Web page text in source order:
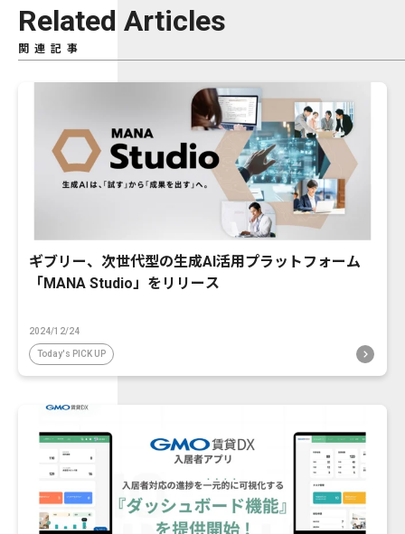
Related Articles
関連記事
ギブリー、次世代型の生成AI活用プラットフォーム
「MANA Studio」をリリース
2024/12/24
Today's PICK UP